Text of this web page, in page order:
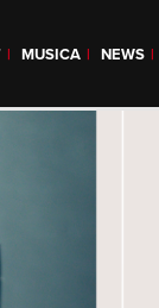
MUSICA NEWS